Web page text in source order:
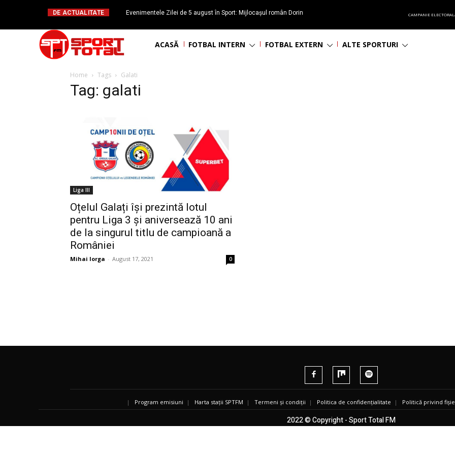
DE ACTUALITATE
Evenimentele Zilei de 5 august în Sport: Mijlocașul român Dorin
CAMPANIE
ACASĂ FOTBAL INTERN FOTBAL EXTERN ALTE SPORTURI
Home Tags Galati
Tag: galati
Liga III
Oțelul Galați își prezintă lotul
pentru Liga 3 și aniversează 10 ani
de la singurul titlu de campioană a
României
Mihai Iorga - August 17, 2021 0
| Program emisiuni | Harta stații SPTFM | Termeni și condiții | Politica de confidențialitate | Politică privind
2022 © Copyright - Sport Total FM